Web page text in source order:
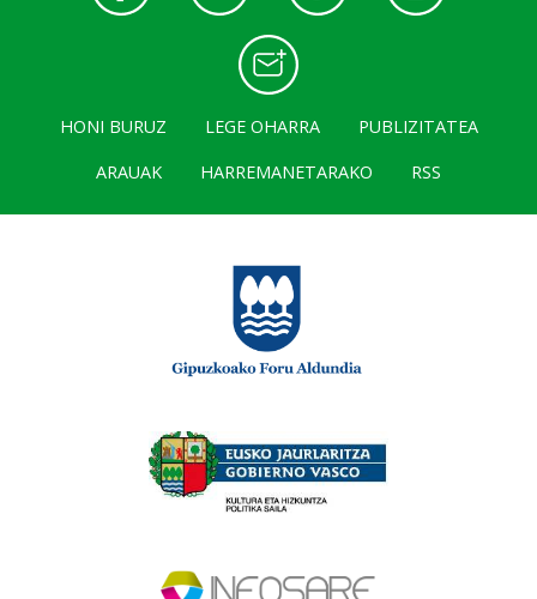
HONI BURUZ LEGE OHARRA
PUBLIZITATEA
ARAUAK
HARREMANETARAKO RSS